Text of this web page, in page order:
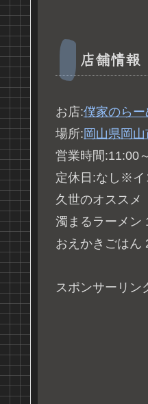
店舗情報
お店:僕家のら
場所:岡山県岡
営業時間:11:00
定休日:なし※イ
久世のオススメ
濁まるラーメン
おえかきごはん
スポンサーリン